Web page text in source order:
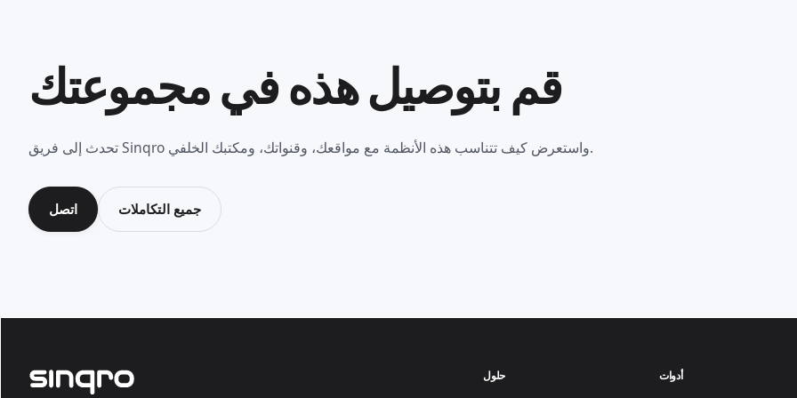
قم بتوصيل هذه في مجموعتك
تحدث إلى فريق Sinqro واستعرض كيف تتناسب هذه الأنظمة مع مواقعك، وقنواتك، ومكتبك الخلفي.
اتصل جميع التكاملات
حلول أدوات